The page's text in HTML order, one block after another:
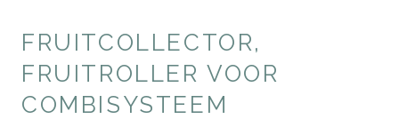
FRUITCOLLECTOR,
FRUITROLLER VOOR
COMBISYSTEEM